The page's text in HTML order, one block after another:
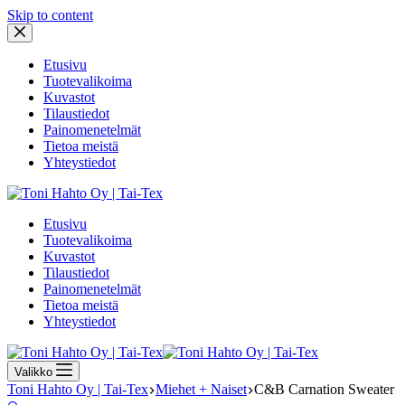
Skip to content
Etusivu
Tuotevalikoima
Kuvastot
Tilaustiedot
Painomenetelmät
Tietoa meistä
Yhteystiedot
Etusivu
Tuotevalikoima
Kuvastot
Tilaustiedot
Painomenetelmät
Tietoa meistä
Yhteystiedot
Valikko
Toni Hahto Oy | Tai-Tex Miehet + Naiset C&B Carnation Sweater